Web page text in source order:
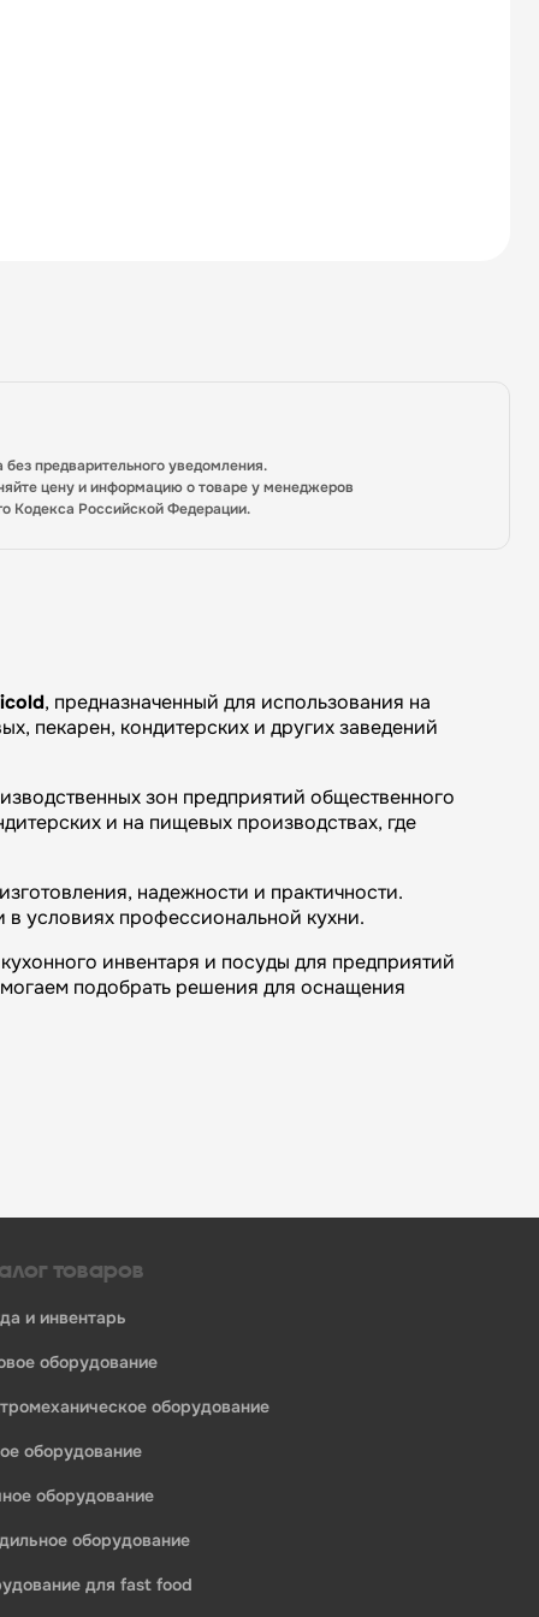
предварительного уведомления.
цену и информацию о товаре у менеджеров
Кодекса Российской Федерации.
, предназначенный для использования на
пекарен, кондитерских и других заведений
зон предприятий общественного
и на пищевых производствах, где
надежности и практичности.
в условиях профессиональной кухни.
инвентаря и посуды для предприятий
подобрать решения для оснащения
товаров
и инвентарь
оборудование
оборудование
оборудование
оборудование
оборудование
для fast food